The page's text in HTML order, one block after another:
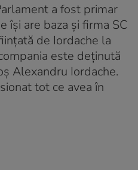
a fost primar
își are baza și firma SC
de Iordache la
este deținută
Alexandru Iordache.
tot ce avea în